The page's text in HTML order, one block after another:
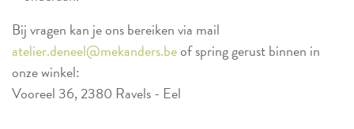
Bij vragen kan je ons bereiken via mail
atelier.deneel@mekanders.beof spring gerust binnen in
onze winkel:
Vooreel 36, 2380 Ravels - Eel